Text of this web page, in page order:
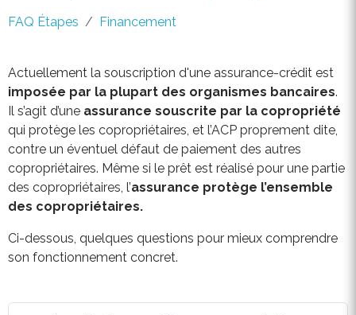
FAQ Étapes Financement
Actuellement la souscription d'une assurance-crédit est
imposée par la plupart des organismes bancaires.
Il s’agit d’une assurance souscrite par la copropriété
qui protège les copropriétaires, et l’ACP proprement dite,
contre un éventuel défaut de paiement des autres
copropriétaires. Même si le prêt est réalisé pour une partie
des copropriétaires, l’assurance protège l’ensemble
des copropriétaires.
Ci-dessous, quelques questions pour mieux comprendre
son fonctionnement concret.